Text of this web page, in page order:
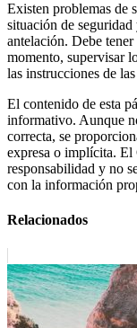
Existen problemas de
situación de
antelación. Debe
momento, supervisar
las instrucciones de
El contenido de esta
informativo. Aunque
correcta, se
expresa o implícita. El
responsabilidad y no
con la información
Relacionados